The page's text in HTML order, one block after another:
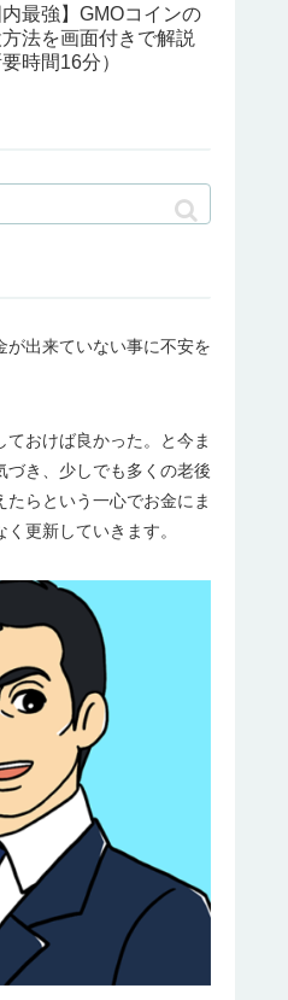
内最強】GMOコインの
方法を画面付きで解説
要時間16分）
が出来ていない事に不安を
おけば良かった。と今ま
づき、少しでも多くの老後
らという一心でお金にま
更新していきます。